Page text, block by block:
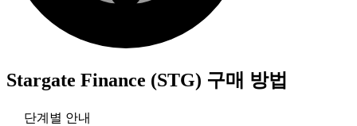
Stargate Finance (STG) 구매 방법
단계별 안내